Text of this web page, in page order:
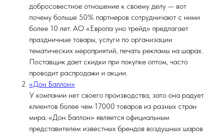
добросовестное отношение к своему делу — вот
почему больше 50% партнеров сотрудничают с ними
более 10 лет. АО «Европа уно трейд» предлагает
праздничные товары, услуги по организации
тематических мероприятий, печать рекламы на шарах.
Поставщик дает скидки при покупке оптом, часто
проводит распродажи и акции.
«Дон Баллон»
У компании нет своего производства, зато она радует
клиентов более чем 17000 товаров из разных стран
мира. «Дон Баллон» является официальным
представителем известных брендов воздушных шаров